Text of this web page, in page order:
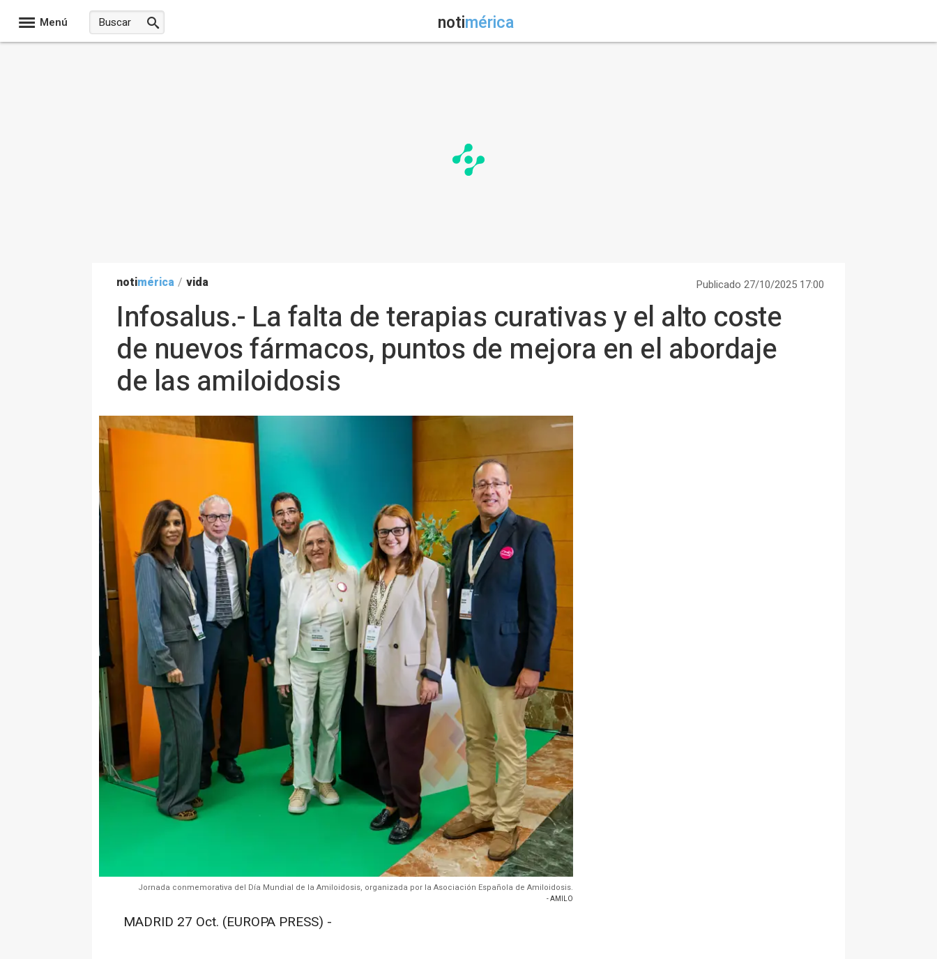
Menú notimérica
notimérica / vida Publicado 27/10/2025 17:00
Infosalus.- La falta de terapias curativas y el alto coste
de nuevos fármacos, puntos de mejora en el abordaje
de las amiloidosis
Jornada conmemorativa del Día Mundial de la Amiloidosis, organizada por la Asociación Española de Amiloidosis.
- AMILO
MADRID 27 Oct. (EUROPA PRESS) -